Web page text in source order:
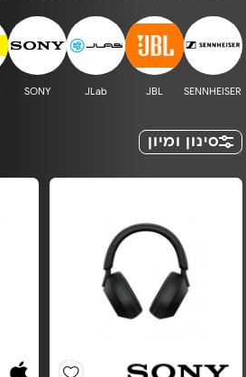
SENNHEISER
JBL
JLab
SONY
סינון ומיון